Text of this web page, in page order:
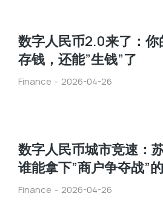
数字人民币2.0来了：你
存钱，还能”生钱”了
Finance 2026-04-26
数字人民币城市竞速：
谁能拿下”商户争夺战”
Finance 2026-04-26